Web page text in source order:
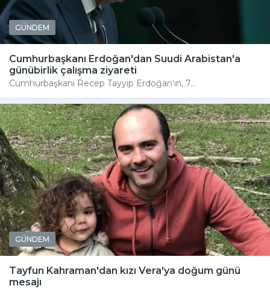
GÜNDEM
Cumhurbaşkanı Erdoğan'dan Suudi Arabistan'a
günübirlik çalışma ziyareti
Cumhurbaşkanı Recep Tayyip Erdoğan'ın, 7...
GÜNDEM
Tayfun Kahraman'dan kızı Vera'ya doğum günü
mesajı